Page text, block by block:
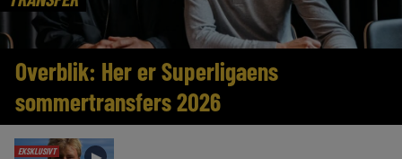
Overblik: Her er Superligaens
sommertransfers 2026
EKSKLUSIVT